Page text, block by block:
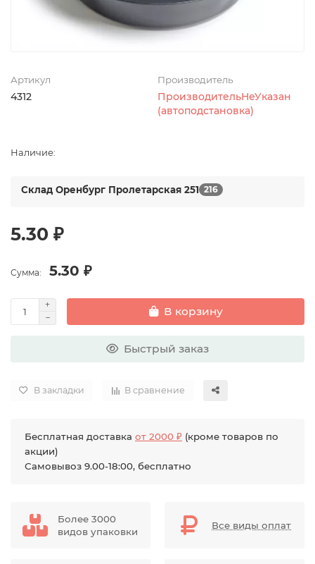
Артикул
4312
Производитель
ПроизводительНеУказан
(автоподстановка)
Наличие:
Склад Оренбург Пролетарская 251 216
5.30 ₽
Сумма: 5.30 ₽
В корзину
Быстрый заказ
В закладки В сравнение
Бесплатная доставка от 2000 ₽ (кроме товаров по
акции)
Самовывоз 9.00-18:00, бесплатно
Более 3000
видов упаковки
Все виды оплат